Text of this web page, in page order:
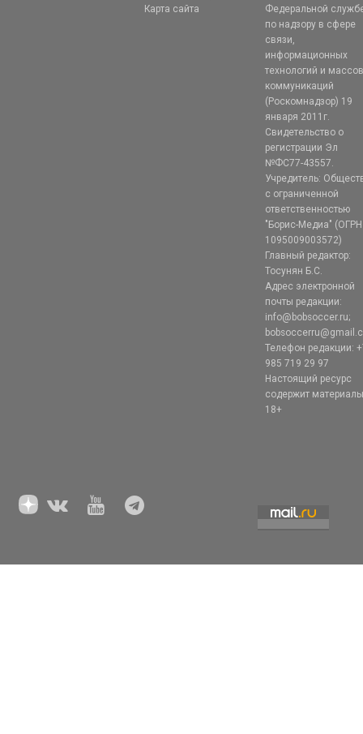
Карта сайта
Федеральной
по надзору в сфере
связи,
информационных
технологий и
коммуникаций
(Роскомнадзор) 19
января 2011г.
Свидетельство о
регистрации Эл
№ФС77-43557.
Учредитель:
с ограниченной
ответственностью
"Борис-Медиа" (ОГРН
1095009003572)
Главный редактор:
Тосунян Б.С.
Адрес электронной
почты редакции:
info@bobsoccer.ru;
Телефон редакции:
985 719 29 97
Настоящий ресурс
содержит
18+